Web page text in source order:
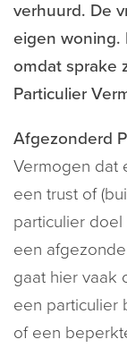
verhuurd. De
eigen woning.
omdat sprake
Particulier
Afgezonderd
Vermogen dat
een trust of
particulier
een
gaat hier vaak
een particulier
of een